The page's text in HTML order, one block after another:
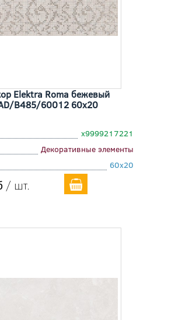
Elektra Roma бежевый
B485/60012 60x20
х9999217221
Декоративные элементы
60x20
/ шт.